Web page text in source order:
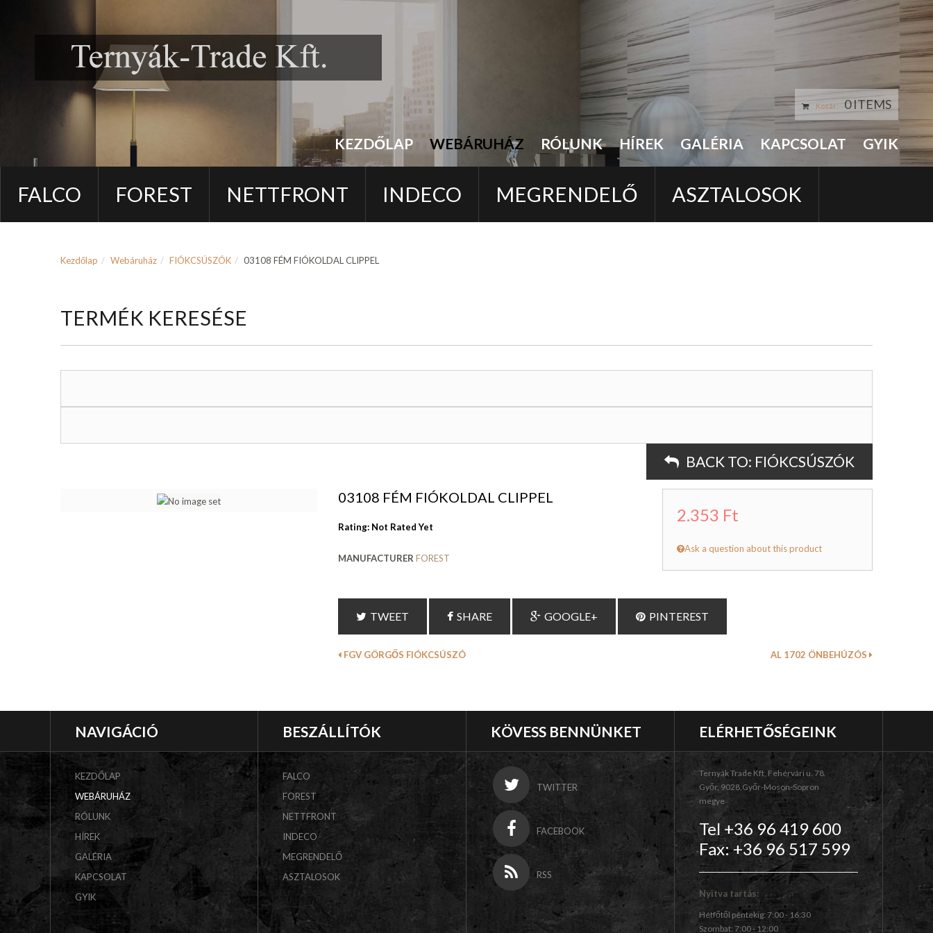
KEZDŐLAP WEBÁRUHÁZ RÓLUNK HÍREK GALÉRIA KAPCSOLAT GYIK
Kosár: 0 ITEMS
FALCO FOREST NETTFRONT INDECO MEGRENDELŐ ASZTALOSOK
Kezdőlap Webáruház FIÓKCSÚSZÓK 03108 FÉM FIÓKOLDAL CLIPPEL
TERMÉK KERESÉSE
BACK TO: FIÓKCSÚSZÓK
03108 FÉM FIÓKOLDAL CLIPPEL
Rating: Not Rated Yet
MANUFACTURER FOREST
2.353 Ft
Ask a question about this product
TWEET SHARE GOOGLE+ PINTEREST
FGV GÖRGŐS FIÓKCSÚSZÓ AL 1702 ÖNBEHÚZÓS
NAVIGÁCIÓ
KEZDŐLAP
WEBÁRUHÁZ
RÓLUNK
HÍREK
GALÉRIA
KAPCSOLAT
GYIK
BESZÁLLÍTÓK
FALCO
FOREST
NETTFRONT
INDECO
MEGRENDELŐ
ASZTALOSOK
KÖVESS BENNÜNKET
TWITTER
FACEBOOK
RSS
ELÉRHETŐSÉGEINK
Ternyák Trade Kft, Fehérvári u. 78.
Győr, 9028,Győr-Moson-Sopron
megye
Tel +36 96 419 600
Fax: +36 96 517 599
Nyitva tartás:
Hétfőtől péntekig: 7:00 - 16:30
Szombat: 7:00 - 12:00